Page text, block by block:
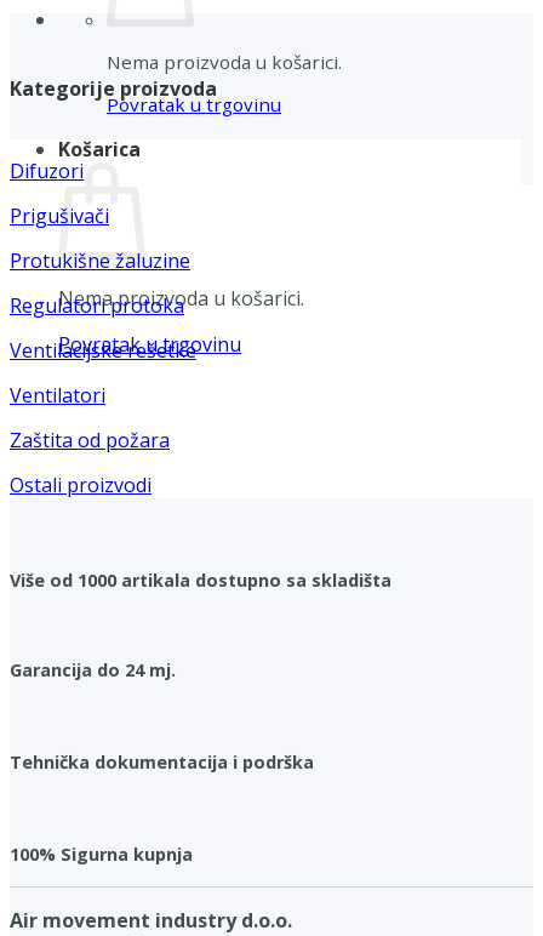
Nema proizvoda u košarici.
Povratak u trgovinu
Košarica
Nema proizvoda u košarici.
Povratak u trgovinu
Kategorije proizvoda
Difuzori
Prigušivači
Protukišne žaluzine
Regulatori protoka
Ventilacijske rešetke
Ventilatori
Zaštita od požara
Ostali proizvodi
Više od 1000 artikala dostupno sa skladišta
Garancija do 24 mj.
Tehnička dokumentacija i podrška
100% Sigurna kupnja
Air movement industry d.o.o.